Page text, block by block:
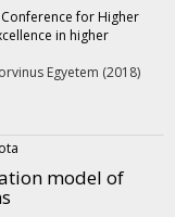
for Higher
in higher
Egyetem (2018)
model of